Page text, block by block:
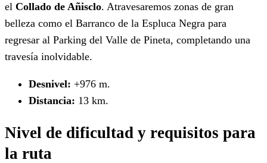
el Collado de Añisclo. Atravesaremos zonas de gran
belleza como el Barranco de la Espluca Negra para
regresar al Parking del Valle de Pineta, completando una
travesía inolvidable.
Desnivel: +976 m.
Distancia: 13 km.
Nivel de dificultad y requisitos para
la ruta